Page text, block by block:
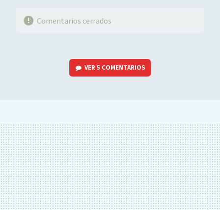
Comentarios cerrados
VER5 COMENTARIOS